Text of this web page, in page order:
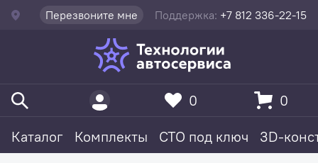
Перезвоните мне Поддержка: +7 812 336-22-15
Каталог Комплекты СТО под ключ 3D-
0 0